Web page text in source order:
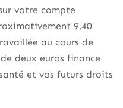
votre compte
9,40
au cours de
deux euros finance
et vos futurs droits